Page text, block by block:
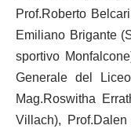
Prof.Roberto
Emiliano Brigante
sportivo
Generale del
Mag.Roswitha
Villach),